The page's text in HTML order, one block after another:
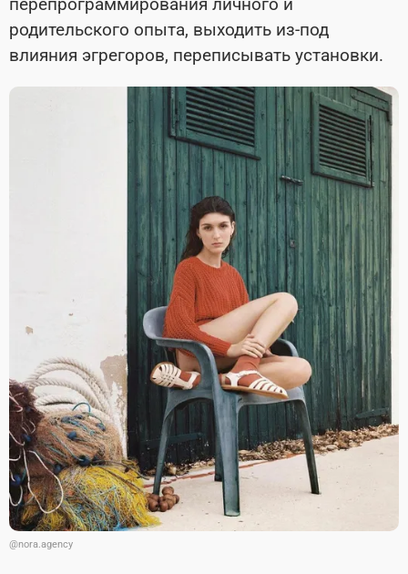
родительского опыта, выходить из-под
влияния эгрегоров, переписывать установки.
@nora.agency